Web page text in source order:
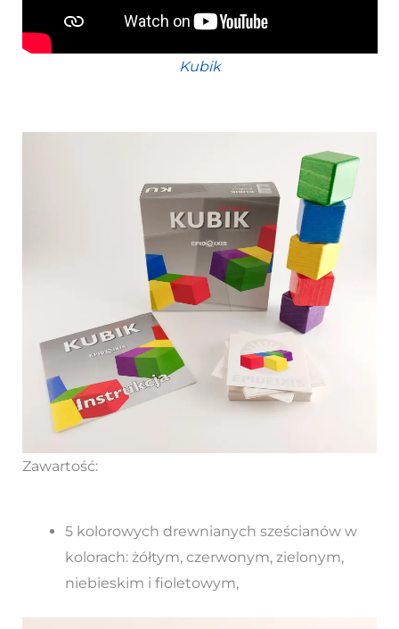
Kubik
Zawartość:
5 kolorowych drewnianych sześcianów w
kolorach: żółtym, czerwonym, zielonym,
niebieskim i fioletowym,